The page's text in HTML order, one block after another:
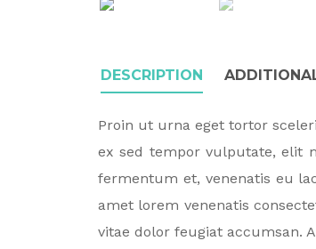
DESCRIPTION
Proin ut urna eget tortor
ex sed tempor vulputate, elit
fermentum et, venenatis eu
amet lorem venenatis
vitae dolor feugiat accumsan.